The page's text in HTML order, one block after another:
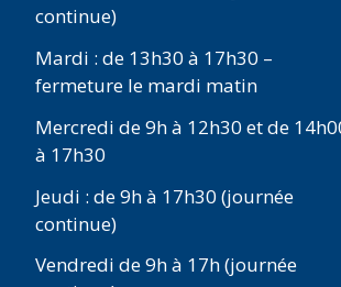
continue)
Mardi : de 13h30 à 17h30 –
fermeture le mardi matin
Mercredi de 9h à 12h30 et de
à 17h30
Jeudi : de 9h à 17h30 (journée
continue)
Vendredi de 9h à 17h (journée